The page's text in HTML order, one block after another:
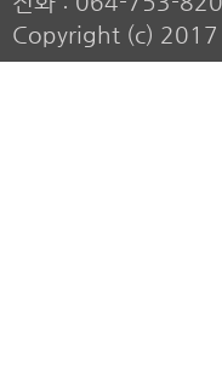
Copyright (c) 2017